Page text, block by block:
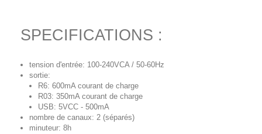
SPECIFICATIONS :
tension d'entrée: 100-240VCA / 50-60Hz
sortie:
R6: 600mA courant de charge
R03: 350mA courant de charge
USB: 5VCC - 500mA
nombre de canaux: 2 (séparés)
minuteur: 8h